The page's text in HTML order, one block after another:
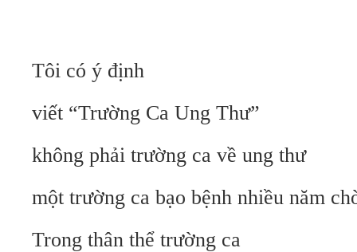
Tôi có ý định
viết “Trường Ca Ung Thư”
không phải trường ca về ung thư
một trường ca bạo bệnh nhiều năm
Trong thân thể trường ca